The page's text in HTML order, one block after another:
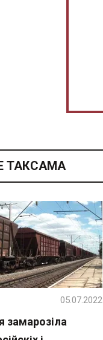
ТАКСАМА
замарозіла
05.07.2022